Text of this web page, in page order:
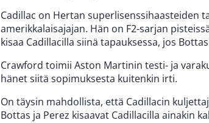
Cadillac on Hertan superlisenssihaasteiden
amerikkalaisajajan. Hän on F2-sarjan
kisaa Cadillacilla siinä tapauksessa, jos
Crawford toimii Aston Martinin testi- ja
hänet siitä sopimuksesta kuitenkin irti.
On täysin mahdollista, että Cadillacin
Bottas ja Perez kisaavat Cadillacilla ainakin